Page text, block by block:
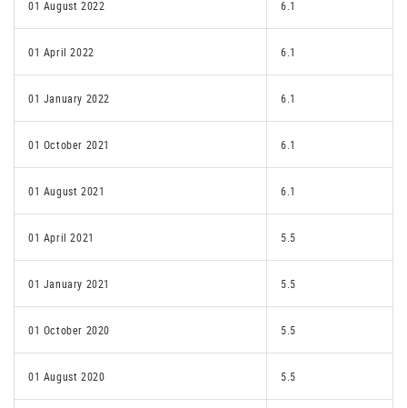
01 August 2022 6.1
01 April 2022 6.1
01 January 2022 6.1
01 October 2021 6.1
01 August 2021 6.1
01 April 2021 5.5
01 January 2021 5.5
01 October 2020 5.5
01 August 2020 5.5